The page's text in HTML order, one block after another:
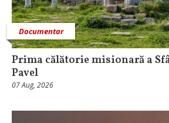
Documentar
Prima călătorie misionară a
Pavel
07 Aug, 2026